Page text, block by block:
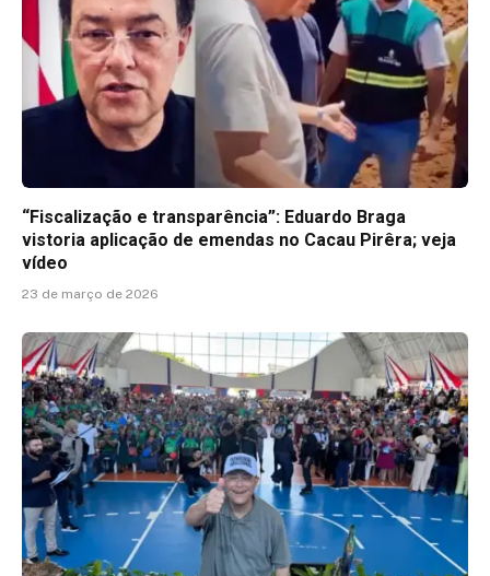
“Fiscalização e transparência”: Eduardo Braga
vistoria aplicação de emendas no Cacau Pirêra; veja
vídeo
23 de março de 2026